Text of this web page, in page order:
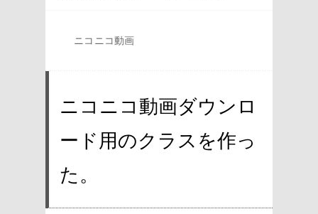
ニコニコ動画
ニコニコ動画ダウンロ
ード用のクラスを作っ
た。